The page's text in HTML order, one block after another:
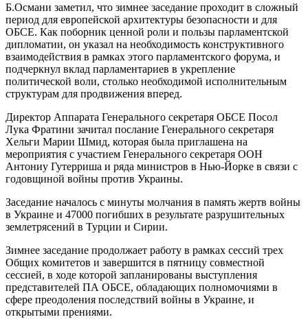
Б.Османи заметил, что зимнее заседание проходит в сложный
период для европейской архитектуры безопасности и для
ОБСЕ. Как поборник ценной роли и пользы парламентской
дипломатии, он указал на необходимость конструктивного
взаимодействия в рамках этого парламентского форума, и
подчеркнул вклад парламентариев в укрепление
политической воли, столько необходимой исполнительным
структурам для продвижения вперед.
Директор Аппарата Генерального секретаря ОБСЕ Посол
Лука Фратини зачитал послание Генерального секретаря
Хельги Марии Шмид, которая была приглашена на
мероприятия с участием Генерального секретаря ООН
Антониу Гутерриша и ряда министров в Нью-Йорке в связи с
годовщиной войны против Украины.
Заседание началось с минуты молчания в память жертв войны
в Украине и 47000 погибших в результате разрушительных
землетрясений в Турции и Сирии.
Зимнее заседание продолжает работу в рамках сессий трех
Общих комитетов и завершится в пятницу совместной
сессией, в ходе которой запланированы выступления
представителей ПА ОБСЕ, обладающих полномочиями в
сфере преодоления последствий войны в Украине, и
открытыми прениями.